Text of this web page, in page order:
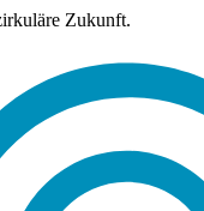
Zukunft.